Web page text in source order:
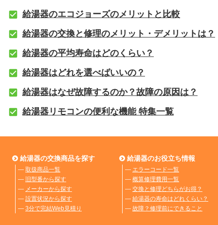
給湯器のエコジョーズのメリットと比較
給湯器の交換と修理のメリット・デメリットは？
給湯器の平均寿命はどのくらい？
給湯器はどれを選べばいいの？
給湯器はなぜ故障するのか？故障の原因は？
給湯器リモコンの便利な機能 特集一覧
給湯器の交換商品を探す
― 取扱商品一覧
― 旧型番から探す
― メーカーから探す
― 設置状況から探す
― 3分で完結Web見積り
給湯器のお役立ち情報
― エラーコード一覧
― 概算修理費用一覧
― 交換と修理どちらがお得？
― 給湯器の寿命はどれくらい？
― 故障？修理前にできること